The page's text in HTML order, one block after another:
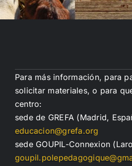
Para más información, para
solicitar materiales, o para
centro:
sede de GREFA (Madrid,
educacion@grefa.org
sede GOUPIL-Connexion